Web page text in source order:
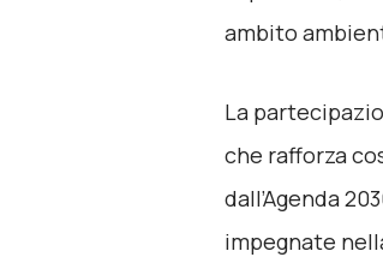
ambito
La
che rafforza
dall’Agenda
impegnate